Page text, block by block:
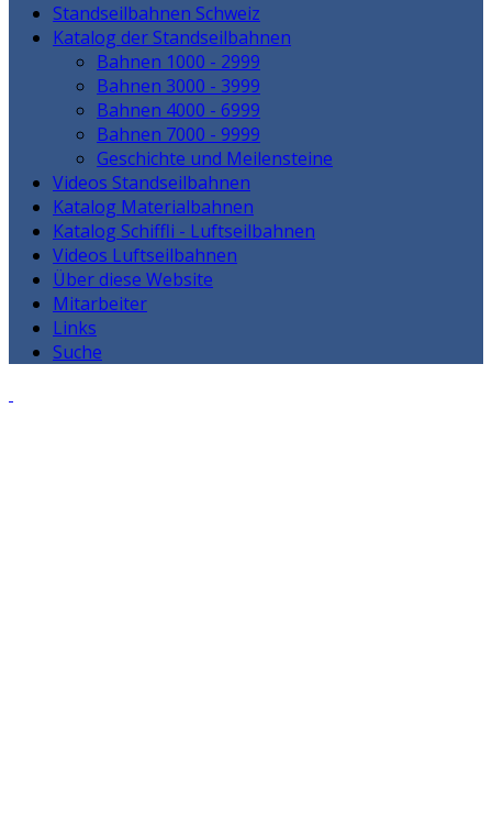
Standseilbahnen Schweiz
Katalog der Standseilbahnen
Bahnen 1000 - 2999
Bahnen 3000 - 3999
Bahnen 4000 - 6999
Bahnen 7000 - 9999
Geschichte und Meilensteine
Videos Standseilbahnen
Katalog Materialbahnen
Katalog Schiffli - Luftseilbahnen
Videos Luftseilbahnen
Über diese Website
Mitarbeiter
Links
Suche